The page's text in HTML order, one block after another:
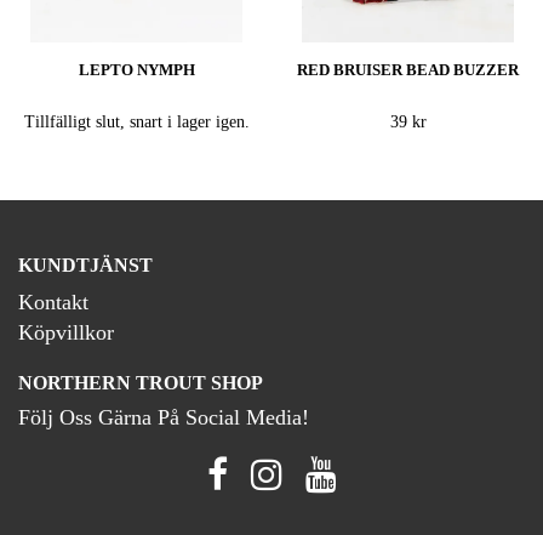
LEPTO NYMPH
Tillfälligt slut, snart i lager igen.
RED BRUISER BEAD BUZZER
39 kr
KUNDTJÄNST
Kontakt
Köpvillkor
NORTHERN TROUT SHOP
Följ Oss Gärna På Social Media!